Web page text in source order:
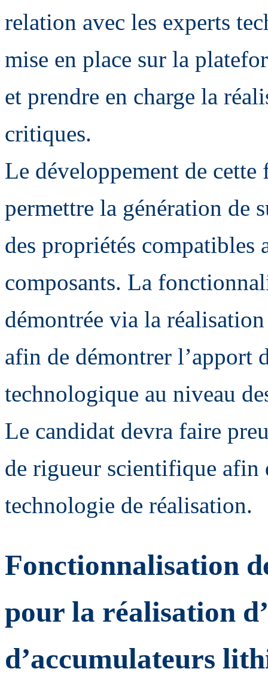
relation avec les experts
mise en place sur la
et prendre en charge la
critiques.
Le développement de
permettre la génération de
des propriétés compatibles
composants. La
démontrée via la
afin de démontrer l’apport
technologique au niveau
Le candidat devra faire
de rigueur scientifique afin
technologie de réalisation.
Fonctionnalisation
pour la réalisation
d’accumulateurs